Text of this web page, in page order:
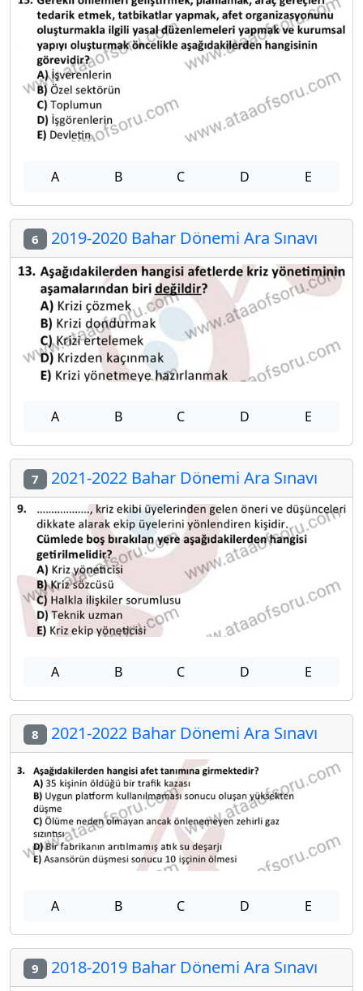
A B C D E
6 2019-2020 Bahar Dönemi Ara Sınavı
A B C D E
7 2021-2022 Bahar Dönemi Ara Sınavı
A B C D E
8 2021-2022 Bahar Dönemi Ara Sınavı
A B C D E
9 2018-2019 Bahar Dönemi Ara Sınavı